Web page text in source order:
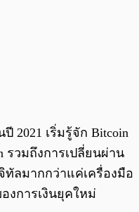
2021 เริ่มรู้จัก Bitcoin
รวมถึงการเปลี่ยนผ่าน
ทัลมากกว่าแค่เครื่องมือ
งการเงินยุคใหม่